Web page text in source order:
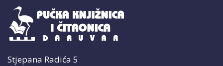
Stjepana Radića 5